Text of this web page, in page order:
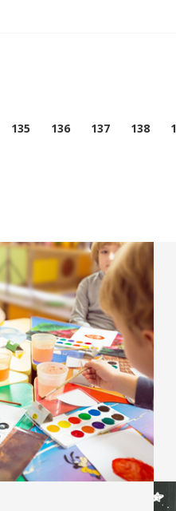
135 136 137 138